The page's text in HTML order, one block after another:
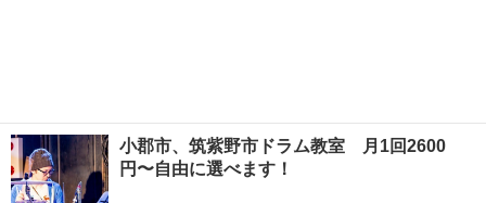
小郡市、筑紫野市ドラム教室 月1回2600
円〜自由に選べます！